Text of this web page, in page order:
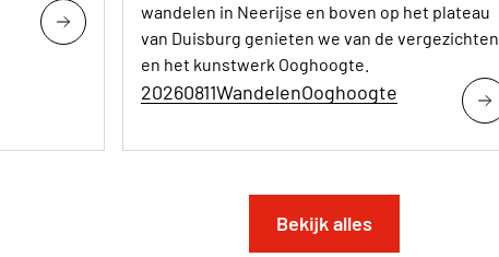
wandelen in Neerijse en boven op het plateau
van Duisburg genieten we van de vergezichten
en het kunstwerk Ooghoogte.
20260811WandelenOoghoogte
Bekijk alles